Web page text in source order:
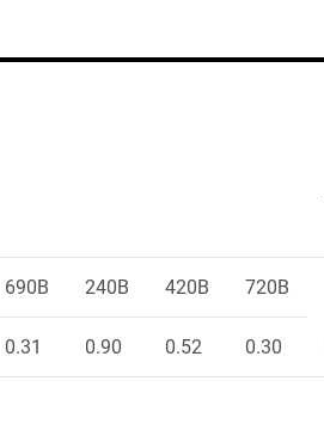
690В 240В 420В 720В
0.31 0.90 0.52 0.30